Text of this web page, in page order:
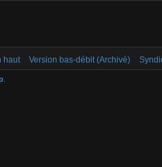
haut Version bas-débit (Archivé)